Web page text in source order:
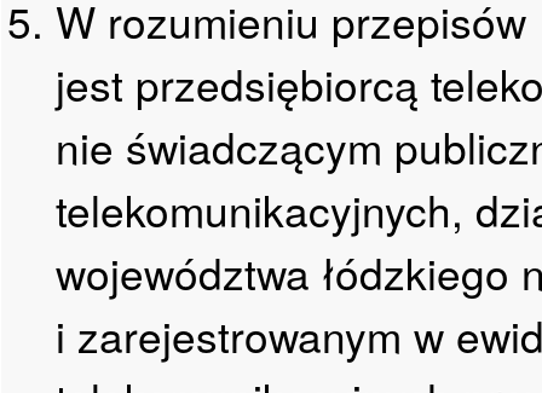
W rozumieniu
jest przedsiębiorcą
nie świadczącym
telekomunikacyjnych,
województwa łódzkiego
i zarejestrowanym w